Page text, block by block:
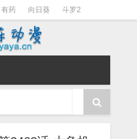
有药 向日葵 斗罗2
阴阳师